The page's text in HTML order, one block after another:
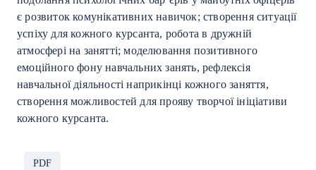
є розвиток комунікативних навичок; створення ситуації
успіху для кожного курсанта, робота в дружній
атмосфері на занятті; моделювання позитивного
емоційного фону навчальних занять, рефлексія
навчальної діяльності наприкінці кожного заняття,
створення можливостей для прояву творчої ініціативи
кожного курсанта.
PDF